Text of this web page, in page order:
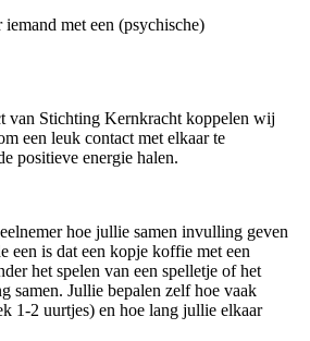
met een (psychische)
van Stichting Kernkracht koppelen wij
een leuk contact met elkaar te
positieve energie halen.
hoe jullie samen invulling geven
een is dat een kopje koffie met een
het spelen van een spelletje of het
samen. Jullie bepalen zelf hoe vaak
1-2 uurtjes) en hoe lang jullie elkaar